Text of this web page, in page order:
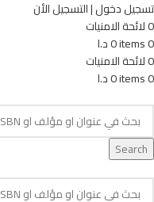
تسجيل دخول | التسجيل الأن
0لائحة الامنيات
0
items
0د.ا
0لائحة الامنيات
0
items
0د.ا
Search